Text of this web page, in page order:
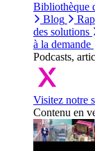
Bibliothèque
Blog
des solutions
à la demande
Podcasts,
Visitez notre
Contenu en